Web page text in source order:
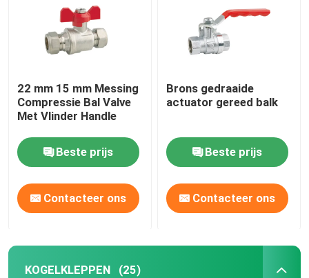
22 mm 15 mm Messing
Compressie Bal Valve
Met Vlinder Handle
Beste prijs
Contacteer ons
Brons gedraaide
actuator gereed balk
Beste prijs
Contacteer ons
KOGELKLEPPEN (25)